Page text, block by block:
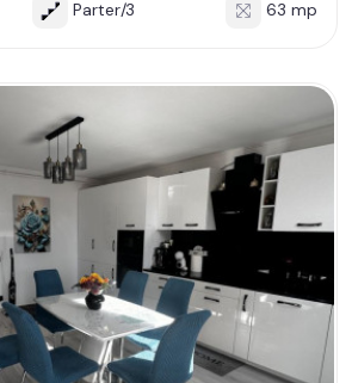
Parter/3 63 mp